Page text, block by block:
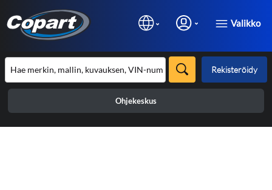
Valikko
Rekisteröidy
Ohjekeskus